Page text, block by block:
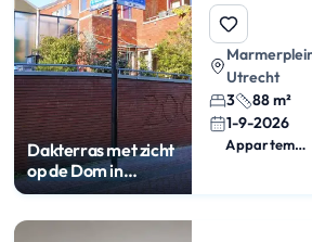
Dakterras met zicht
op de Dom in
Wittevrouwen
Utrecht
3
88 m²
1-9-2026
Appartement